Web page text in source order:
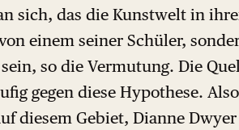
sich, das die Kunstwelt in
einem seiner Schüler,
so die Vermutung. Die
gegen diese Hypothese.
diesem Gebiet, Dianne